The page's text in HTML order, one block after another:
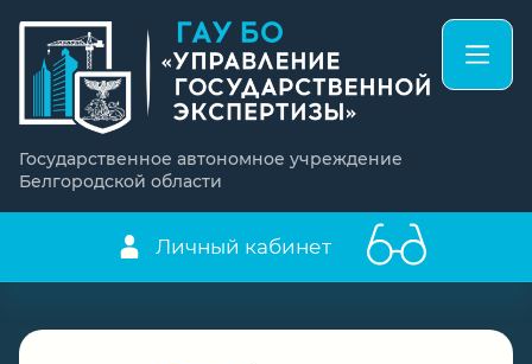
Государственное автономное учреждение
Белгородской области
Личный кабинет